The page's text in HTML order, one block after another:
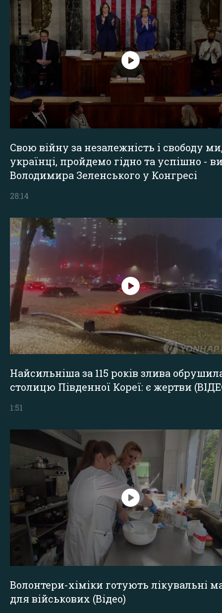
Свою війну за незалежність і свободу
українці, пройдемо гідно та успішно -
Володимира Зеленського у Конгресі
28:14
Найсильніша за 115 років злива
столицю Південної Кореї: є жертви
1:51
Волонтери-хіміки готують лікувальні
для військових (Відео)